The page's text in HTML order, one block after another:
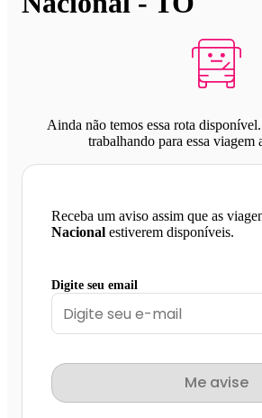
Ainda não temos essa rota
trabalhando para essa viagem
Receba um aviso assim que as
Nacional estiverem disponíveis.
Digite seu email
Me avise